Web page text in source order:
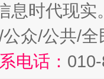
息时代现实
众/公共/
电话：